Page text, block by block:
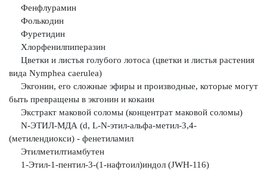
Фенфлурамин
Фолькодин
Фуретидин
Хлорфенилпиперазин
Цветки и листья голубого лотоса (цветки и листья растения
вида Nymphea caerulea)
Экгонин, его сложные эфиры и производные, которые могут
быть превращены в экгонин и кокаин
Экстракт маковой соломы (концентрат маковой соломы)
N-ЭТИЛ-МДА (d, L-N-этил-альфа-метил-3,4-
(метилендиокси) - фенетиламил
Этилметилтиамбутен
1-Этил-1-пентил-3-(1-нафтоил)индол (JWH-116)